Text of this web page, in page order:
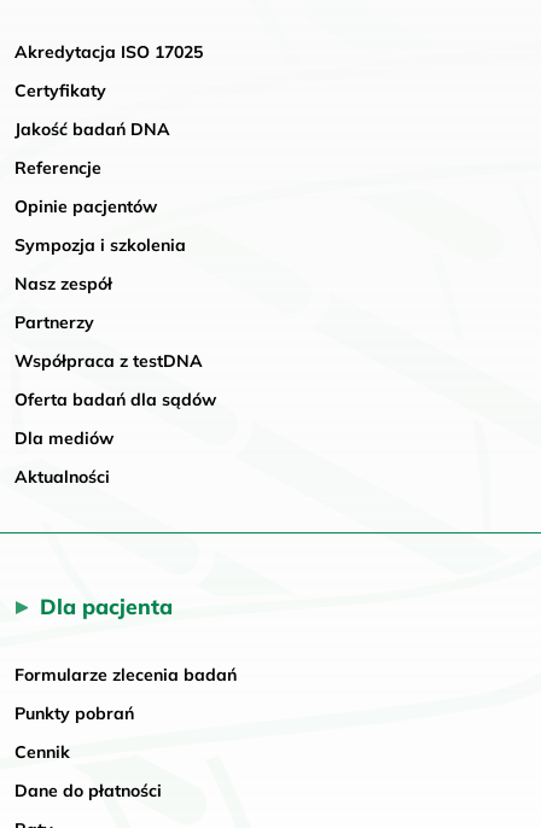
Akredytacja ISO 17025
Certyfikaty
Jakość badań DNA
Referencje
Opinie pacjentów
Sympozja i szkolenia
Nasz zespół
Partnerzy
Współpraca z testDNA
Oferta badań dla sądów
Dla mediów
Aktualności
Dla pacjenta
Formularze zlecenia badań
Punkty pobrań
Cennik
Dane do płatności